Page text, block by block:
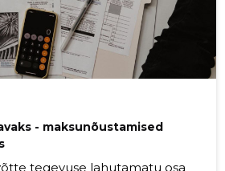
- maksunõustamised
tegevuse lahutamatu osa